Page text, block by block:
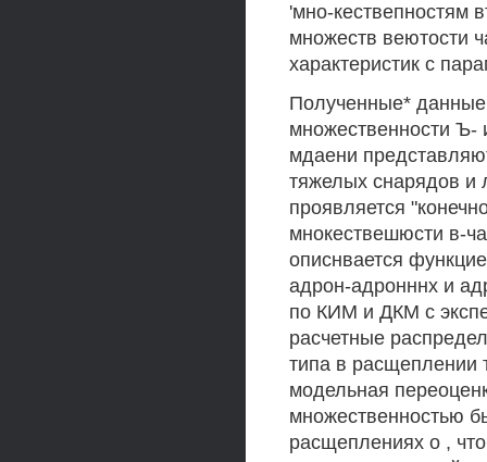
'мно-кествепностям
множеств веютости
характеристик с
Полученные* данные
множественности Ъ-
мдаени
тяжелых снарядов и
проявляется
мнокествешюсти в-
описнвается
адрон-адронннх и
по КИМ и ДКМ с
расчетные
типа в расщеплении
модельная
множественностью
расщеплениях о ,